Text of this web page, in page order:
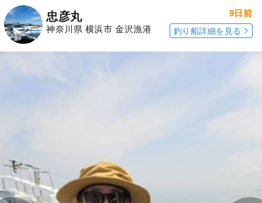
忠彦丸
神奈川県 横浜市 金沢漁港
9日前
釣り船詳細を見る